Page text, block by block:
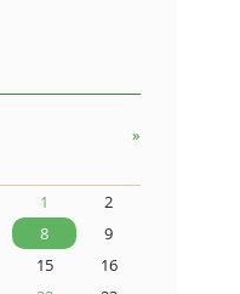
»
1
2
8
9
15
16